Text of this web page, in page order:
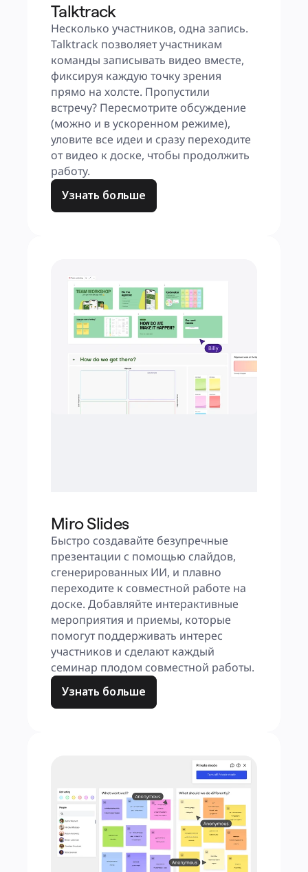
Talktrack
Несколько участников, одна запись.
Talktrack позволяет участникам
команды записывать видео вместе,
фиксируя каждую точку зрения
прямо на холсте. Пропустили
встречу? Пересмотрите обсуждение
(можно и в ускоренном режиме),
уловите все идеи и сразу переходите
от видео к доске, чтобы продолжить
работу.
Узнать больше
Miro Slides
Быстро создавайте безупречные
презентации с помощью слайдов,
сгенерированных ИИ, и плавно
переходите к совместной работе на
доске. Добавляйте интерактивные
мероприятия и приемы, которые
помогут поддерживать интерес
участников и сделают каждый
семинар плодом совместной работы.
Узнать больше